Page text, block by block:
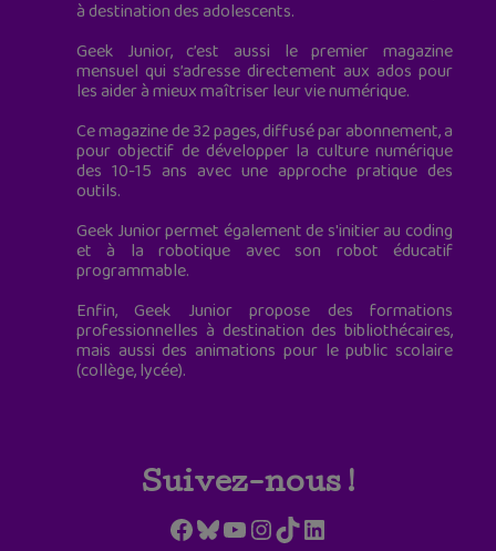
à destination des adolescents.
Geek Junior, c’est aussi le premier magazine
mensuel qui s’adresse directement aux ados pour
les aider à mieux maîtriser leur vie numérique.
Ce magazine de 32 pages, diffusé par abonnement, a
pour objectif de développer la culture numérique
des 10-15 ans avec une approche pratique des
outils.
Geek Junior permet également de s'initier au coding
et à la robotique avec son robot éducatif
programmable.
Enfin, Geek Junior propose des formations
professionnelles à destination des bibliothécaires,
mais aussi des animations pour le public scolaire
(collège, lycée).
Suivez-nous !
Facebook
Bluesky
YouTube
Instagram
TikTokLinkedIn